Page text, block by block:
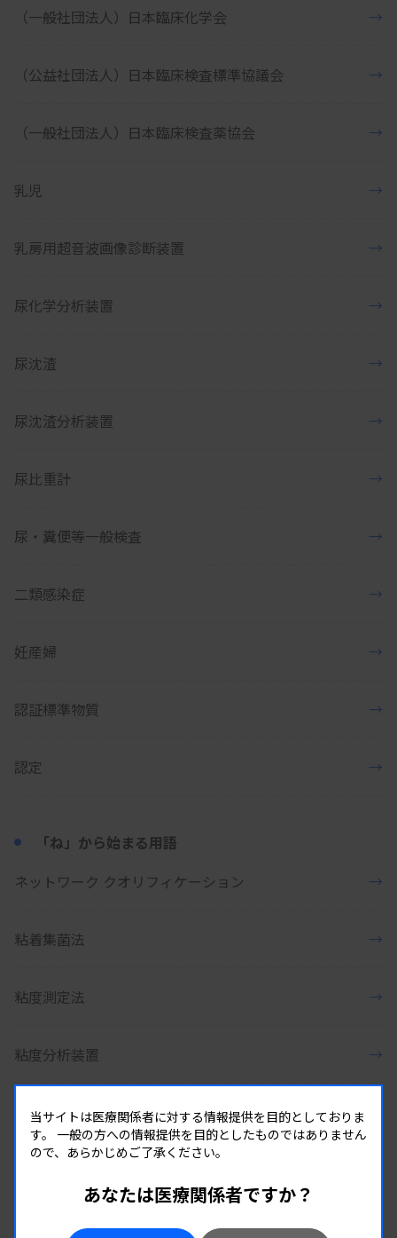
（一般社団法人）日本臨床化学会 →
（公益社団法人）日本臨床検査標準協議会 →
（一般社団法人）日本臨床検査薬協会 →
乳児 →
乳房用超音波画像診断装置 →
尿化学分析装置 →
尿沈渣 →
尿沈渣分析装置 →
尿比重計 →
尿・糞便等一般検査 →
二類感染症 →
妊産婦 →
認証標準物質 →
認定 →
「ね」から始まる用語
ネットワーク クオリフィケーション
→
粘着集菌法 →
粘度測定法 →
粘度分析装置 →
「の」から始まる用語
能動型診断機器
当サイトは医療関係者に対する情報提供を目的としておりま
す。 一般の方への情報提供を目的としたものではありません
ので、あらかじめご了承ください。
あなたは医療関係者ですか？